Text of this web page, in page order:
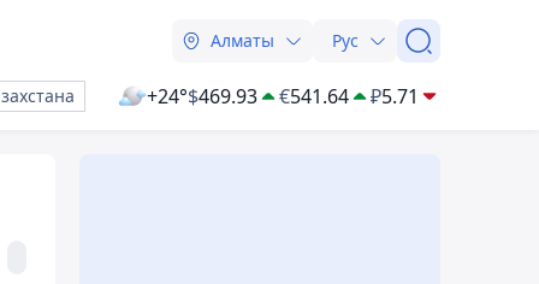
Алматы Рус
+24°$469.93 €541.64 ₽5.71